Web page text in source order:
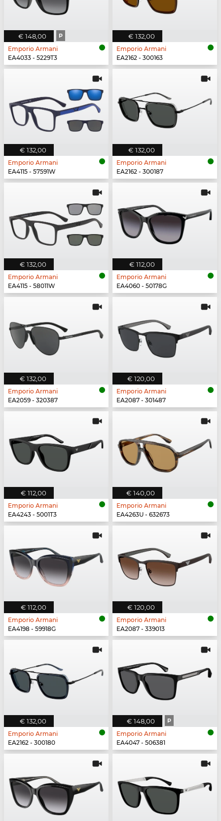
€ 148,00 P
Emporio Armani
EA4033 - 5229T3
€ 132,00
Emporio Armani
EA2162 - 300163
€ 132,00
Emporio Armani
EA4115 - 57591W
€ 132,00
Emporio Armani
EA2162 - 300187
€ 132,00
Emporio Armani
EA4115 - 58011W
€ 112,00
Emporio Armani
EA4060 - 50178G
€ 132,00
Emporio Armani
EA2059 - 320387
€ 120,00
Emporio Armani
EA2087 - 301487
€ 112,00
Emporio Armani
EA4243 - 5001T3
€ 140,00
Emporio Armani
EA4263U - 632673
€ 112,00
Emporio Armani
EA4198 - 59918G
€ 120,00
Emporio Armani
EA2087 - 339013
€ 132,00
Emporio Armani
EA2162 - 300180
€ 148,00 P
Emporio Armani
EA4047 - 506381